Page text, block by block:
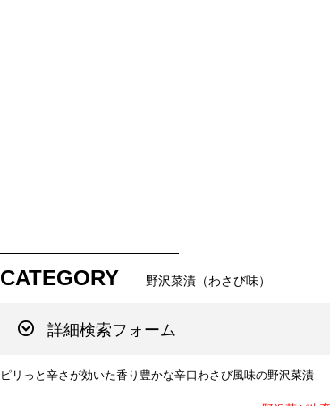
CATEGORY 野沢菜漬（わさび味）
詳細検索フォーム
ピリっと辛さが効いた香り豊かな辛口わさび風味の野沢菜漬